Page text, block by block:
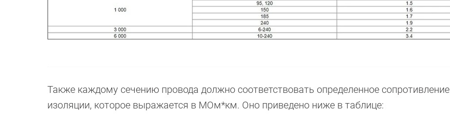
Также каждому сечению провода должно соответствовать определенное сопротивление
изоляции, которое выражается в МОм*км. Оно приведено ниже в таблице: